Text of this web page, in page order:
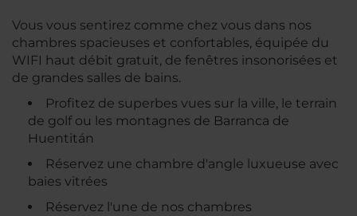
Vous vous sentirez comme chez vous dans nos
chambres spacieuses et confortables, équipée du
WIFI haut débit gratuit, de fenêtres insonorisées et
de grandes salles de bains.
Profitez de superbes vues sur la ville, le terrain
de golf ou les montagnes de Barranca de
Huentitán
Réservez une chambre d'angle luxueuse avec
baies vitrées
Réservez l'une de nos chambres